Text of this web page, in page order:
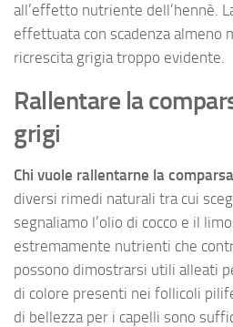
all’effetto nutriente dell’hennè.
effettuata con scadenza almeno
ricrescita grigia troppo evidente.
Rallentare la
grigi
Chi vuole rallentarne la comparsa
diversi rimedi naturali tra cui
segnaliamo l’olio di cocco e il
estremamente nutrienti che
possono dimostrarsi utili alleati
di colore presenti nei follicoli
di bellezza per i capelli sono